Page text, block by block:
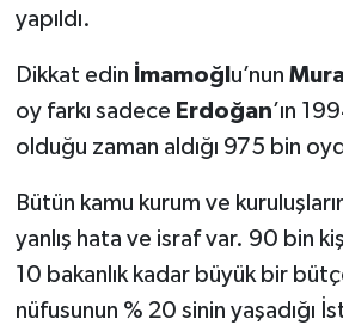
yapıldı.
Dikkat edin İmamoğl u’nun
oy farkı sadece Erdoğan’ın
olduğu zaman aldığı 975 bin
Bütün kamu kurum ve
yanlış hata ve israf var. 90 bin
10 bakanlık kadar büyük bir
nüfusunun % 20 sinin yaşadığı